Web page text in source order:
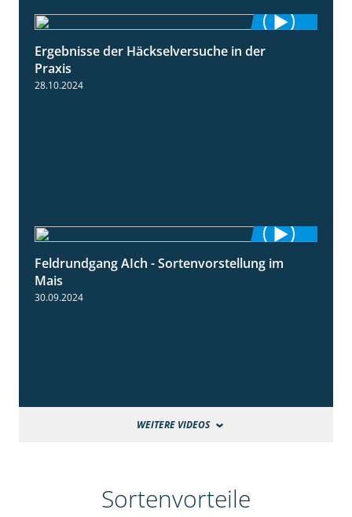
Ergebnisse der Häckselversuche in der
Praxis
28.10.2024
11:24
Feldrundgang AIch - Sortenvorstellung im
Mais
30.09.2024
WEITERE VIDEOS
Sortenvorteile